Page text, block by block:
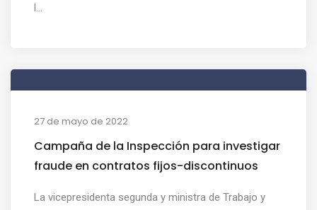
l...
27 de mayo de 2022
Campaña de la Inspección para investigar
fraude en contratos fijos-discontinuos
La vicepresidenta segunda y ministra de Trabajo y